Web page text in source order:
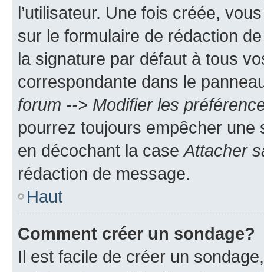
l’utilisateur. Une fois créée,
sur le formulaire de rédaction
la signature par défaut à tous
correspondante dans le
forum --> Modifier les
pourrez toujours empêcher une
en décochant la case Attacher
rédaction de message.
Haut
Comment créer un sondage?
Il est facile de créer un